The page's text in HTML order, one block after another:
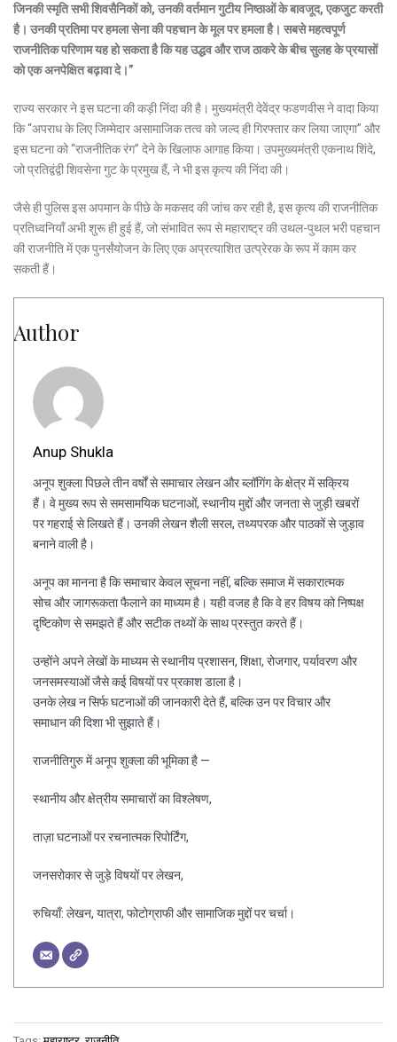
जिनकी स्मृति सभी शिवसैनिकों को, उनकी वर्तमान गुटीय निष्ठाओं के बावजूद, एकजुट करती
है। उनकी प्रतिमा पर हमला सेना की पहचान के मूल पर हमला है। सबसे महत्वपूर्ण
राजनीतिक परिणाम यह हो सकता है कि यह उद्धव और राज ठाकरे के बीच सुलह के प्रयासों
को एक अनपेक्षित बढ़ावा दे।”
राज्य सरकार ने इस घटना की कड़ी निंदा की है। मुख्यमंत्री देवेंद्र फडणवीस ने वादा किया
कि “अपराध के लिए जिम्मेदार असामाजिक तत्व को जल्द ही गिरफ्तार कर लिया जाएगा” और
इस घटना को “राजनीतिक रंग” देने के खिलाफ आगाह किया। उपमुख्यमंत्री एकनाथ शिंदे,
जो प्रतिद्वंद्वी शिवसेना गुट के प्रमुख हैं, ने भी इस कृत्य की निंदा की।
जैसे ही पुलिस इस अपमान के पीछे के मकसद की जांच कर रही है, इस कृत्य की राजनीतिक
प्रतिध्वनियाँ अभी शुरू ही हुई हैं, जो संभावित रूप से महाराष्ट्र की उथल-पुथल भरी पहचान
की राजनीति में एक पुनर्संयोजन के लिए एक अप्रत्याशित उत्प्रेरक के रूप में काम कर
सकती हैं।
Author
Anup Shukla
अनूप शुक्ला पिछले तीन वर्षों से समाचार लेखन और ब्लॉगिंग के क्षेत्र में सक्रिय
हैं। वे मुख्य रूप से समसामयिक घटनाओं, स्थानीय मुद्दों और जनता से जुड़ी खबरों
पर गहराई से लिखते हैं। उनकी लेखन शैली सरल, तथ्यपरक और पाठकों से जुड़ाव
बनाने वाली है।
अनूप का मानना है कि समाचार केवल सूचना नहीं, बल्कि समाज में सकारात्मक
सोच और जागरूकता फैलाने का माध्यम है। यही वजह है कि वे हर विषय को निष्पक्ष
दृष्टिकोण से समझते हैं और सटीक तथ्यों के साथ प्रस्तुत करते हैं।
उन्होंने अपने लेखों के माध्यम से स्थानीय प्रशासन, शिक्षा, रोजगार, पर्यावरण और
जनसमस्याओं जैसे कई विषयों पर प्रकाश डाला है।
उनके लेख न सिर्फ घटनाओं की जानकारी देते हैं, बल्कि उन पर विचार और
समाधान की दिशा भी सुझाते हैं।
राजनीतिगुरु में अनूप शुक्ला की भूमिका है —
स्थानीय और क्षेत्रीय समाचारों का विश्लेषण,
ताज़ा घटनाओं पर रचनात्मक रिपोर्टिंग,
जनसरोकार से जुड़े विषयों पर लेखन,
रुचियाँ: लेखन, यात्रा, फोटोग्राफी और सामाजिक मुद्दों पर चर्चा।